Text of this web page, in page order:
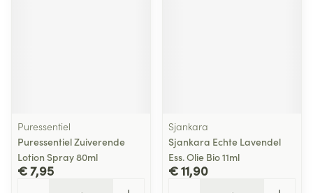
Puressentiel
Puressentiel Zuiverende
Lotion Spray 80ml
€ 7,95
Sjankara
Sjankara Echte Lavendel
Ess. Olie Bio 11ml
€ 11,90